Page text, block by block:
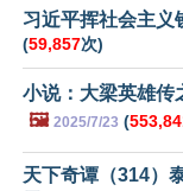
习近平挥社会主义
(59,857次)
小说：大梁英雄传
🖼️ 2025/7/23 (
天下奇谭（314）